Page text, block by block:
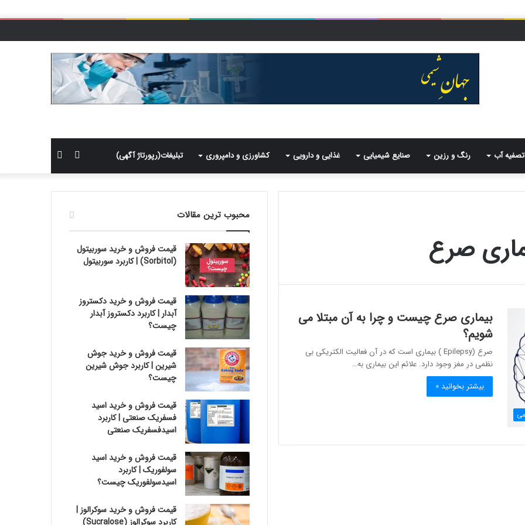
تصفیه آب رنگ و رزین صنایع شیمیایی غذایی و دارویی کشاورزی و دامپروری تبلیغات(رپورتاژ آگهی)
برای
سایدبار
صرع
بیماری صرع چیست و چرا به آن مبتلا می
شویم؟
صرع (Epilepsy ) بیماری است که در آن فعالیت الکتریکی بی
نظمی در مغز وجود دارد. علائم این بیماری به…
بیشتر بخوانید »
محبوب ترین مقالات
قیمت فروش و خرید سوربیتول
(Sorbitol) | کاربرد سوربیتول
قیمت فروش و خرید دکستروز
آبدار | کاربرد دکستروز آبدار
چیست؟
قیمت فروش و خرید جوش
شیرین | کاربرد جوش شیرین
چیست؟
قیمت فروش و خرید اسید
فسفریک صنعتی | کاربرد
اسیدفسفریک صنعتی
قیمت فروش و خرید اسید
سولفوریک | کاربرد
اسیدسولفوریک چیست؟
قیمت فروش و خرید سوکرالوز |
کاربرد سوکرالوز (Sucralose)